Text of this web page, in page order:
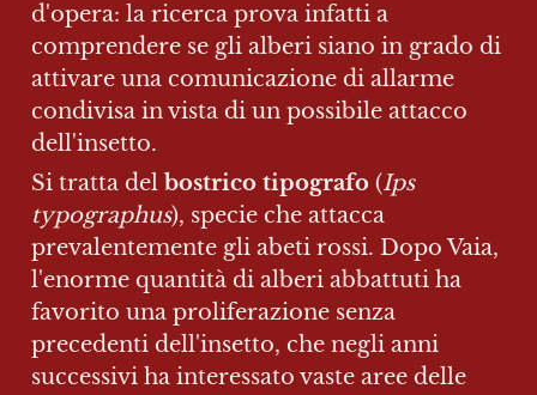
d'opera: la ricerca prova infatti a
comprendere se gli alberi siano in grado di
attivare una comunicazione di allarme
condivisa in vista di un possibile attacco
dell'insetto.
Si tratta del bostrico tipografo (Ips
typographus), specie che attacca
prevalentemente gli abeti rossi. Dopo Vaia,
l'enorme quantità di alberi abbattuti ha
favorito una proliferazione senza
precedenti dell'insetto, che negli anni
successivi ha interessato vaste aree delle